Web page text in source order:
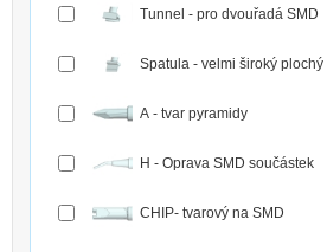
Tunnel - pro dvouřadá SMD
Spatula - velmi široký plochý
A - tvar pyramidy
H - Oprava SMD součástek
CHIP- tvarový na SMD